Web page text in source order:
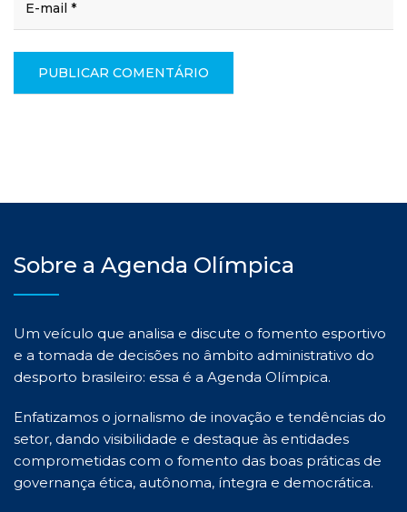
Sobre a Agenda Olímpica
Um veículo que analisa e discute o fomento esportivo
e a tomada de decisões no âmbito administrativo do
desporto brasileiro: essa é a Agenda Olímpica.
Enfatizamos o jornalismo de inovação e tendências do
setor, dando visibilidade e destaque às entidades
comprometidas com o fomento das boas práticas de
governança ética, autônoma, íntegra e democrática.